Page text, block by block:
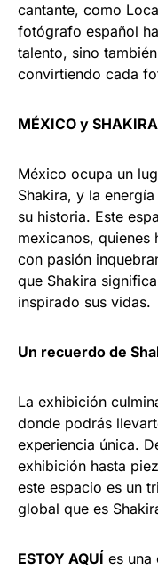
cantante, como
fotógrafo español
talento, sino
convirtiendo cada
MÉXICO y
México ocupa un
Shakira, y la
su historia. Este
mexicanos, quienes
con pasión
que Shakira
inspirado sus vidas.
Un recuerdo de
La exhibición
donde podrás
experiencia única.
exhibición hasta
este espacio es un
global que es
ESTOY AQUÍ es una